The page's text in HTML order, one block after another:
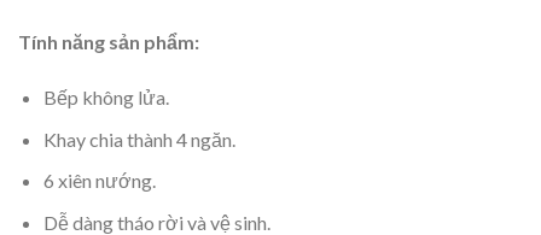
Tính năng sản phẩm:
Bếp không lửa.
Khay chia thành 4 ngăn.
6 xiên nướng.
Dễ dàng tháo rời và vệ sinh.